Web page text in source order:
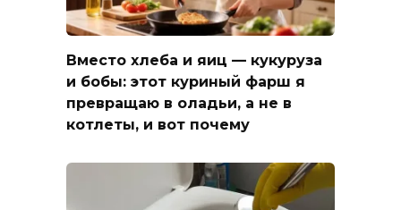
Вместо хлеба и яиц — кукуруза
и бобы: этот куриный фарш я
превращаю в оладьи, а не в
котлеты, и вот почему